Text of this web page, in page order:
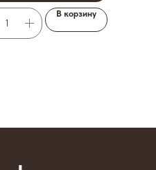
В корзину